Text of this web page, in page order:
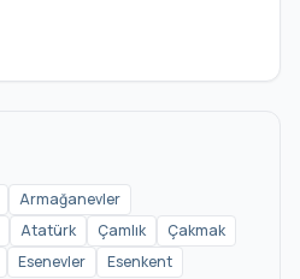
Armağanevler
Atatürk Çamlık
Çakmak
Esenevler Esenkent